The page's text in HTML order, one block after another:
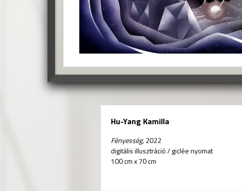
Hu-Yang Kamilla
Fényesség,2022
digitális illusztráció/giclée nyomat
100 cm x 70 cm